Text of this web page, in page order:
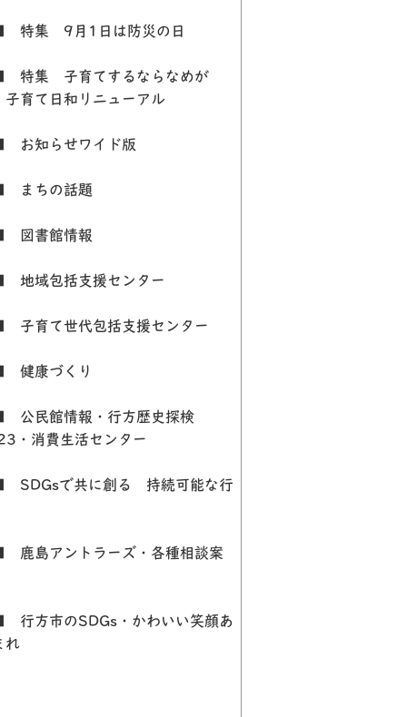
集 9月1日は防災の日
集 子育てするならなめが
育て日和リニューアル
知らせワイド版
ちの話題
書館情報
域包括支援センター
育て世代包括支援センター
康づくり
民館情報・行方歴史探検
・消費生活センター
で共に創る 持続可能な行
島アントラーズ・各種相談案
方市のSDGs・かわいい笑顔あ
れ